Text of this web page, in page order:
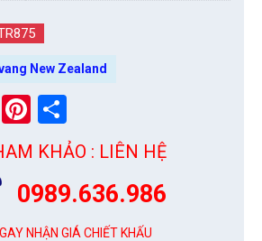
New Zealand
LinkedIn
Pinterest
KHẢO : LIÊN HỆ
0989.636.986
NHẬN GIÁ CHIẾT KHẤU